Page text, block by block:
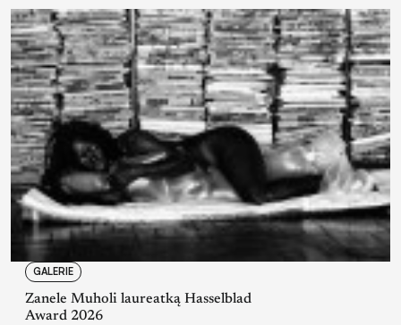
GALERIE
Zanele Muholi laureatką Hasselblad
Award 2026